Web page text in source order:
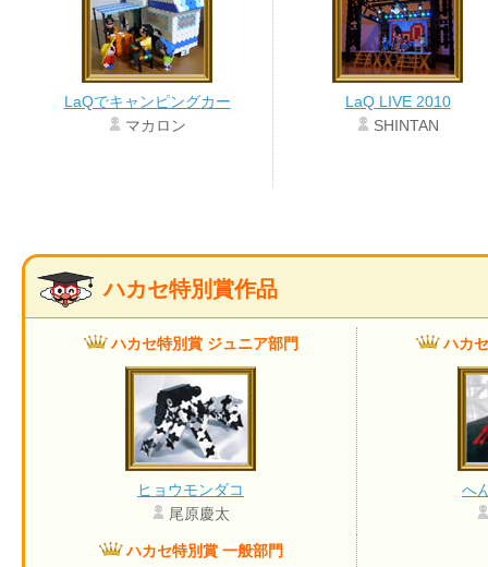
LaQでキャンピングカー
マカロン
LaQ LIVE 2010
SHINTAN
ハカセ特別賞作品
ハカセ特別賞 ジュニア部門
ヒョウモンダコ
尾原慶太
ハカ
へ
ハカセ特別賞 一般部門